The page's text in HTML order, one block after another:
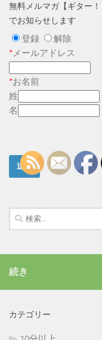
無料メルマガ【ギ
でお知らせします
登録
解除
* メールアドレス
*お名前
姓
名
検
索:
続き
カテゴリー